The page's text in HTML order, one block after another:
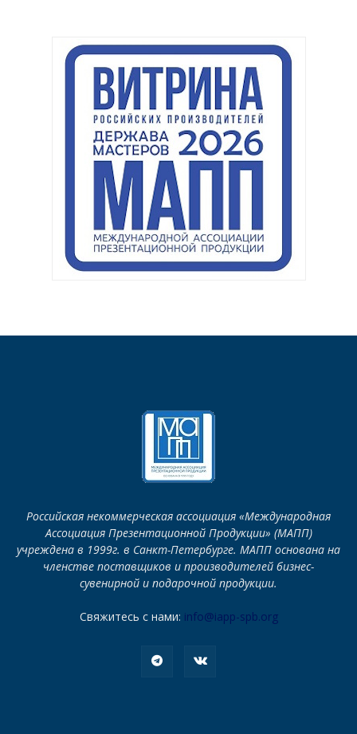
Российская некоммерческая ассоциация «Международная
Ассоциация Презентационной Продукции» (МАПП)
учреждена в 1999г. в Санкт-Петербурге. МАПП основана на
членстве поставщиков и производителей бизнес-
сувенирной и подарочной продукции.
Свяжитесь с нами: info@iapp-spb.org